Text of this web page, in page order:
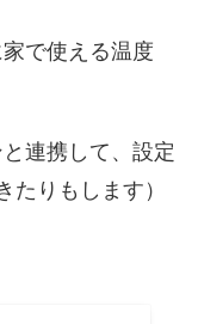
で使える温度
連携して、設定
りもします）